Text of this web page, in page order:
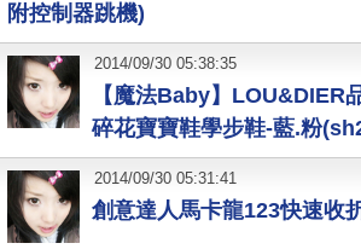
附控制器跳機)
【魔法Baby】LOU&DIER
碎花寶寶鞋學步鞋-藍.粉
2014/09/30 05:38:35
創意達人馬卡龍123快速收
2014/09/30 05:31:41